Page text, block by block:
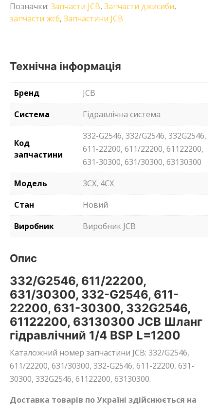
Позначки: Запчасти JCB, Запчасти джисиби,
запчасти жсб, Запчастини JCB
Технічна інформація
Бренд
JCB
Система
Гідравлічна система
Код
запчастини
332-G2546, 332/G2546, 332G2546,
611-22200, 611/22200, 61122200,
631-30300, 631/30300, 63130300
Модель
3CX, 4CX
Стан
Новий
Виробник
Виробник JCB
Опис
332/G2546, 611/22200,
631/30300, 332-G2546, 611-
22200, 631-30300, 332G2546,
61122200, 63130300 JCB Шланг
гідравлічний 1/4 BSP L=1200
Каталожний номер запчастини JCB: 332/G2546,
611/22200, 631/30300, 332-G2546, 611-22200, 631-
30300, 332G2546, 61122200, 63130300.
Доставка товарів по Україні здійснюється на